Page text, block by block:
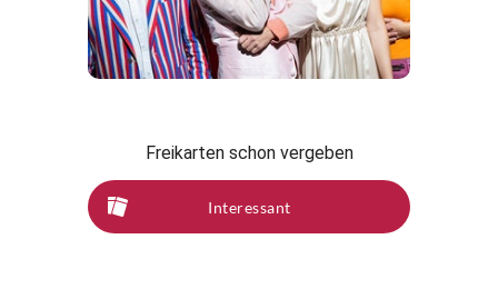
Freikarten schon vergeben
Interessant